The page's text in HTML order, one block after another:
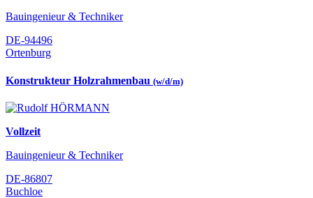
Bauingenieur & Techniker
DE-94496
Ortenburg
Konstrukteur Holzrahmenbau (w/d/m)
Vollzeit
Bauingenieur & Techniker
DE-86807
Buchloe